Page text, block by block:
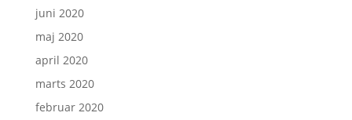
juni 2020
maj 2020
april 2020
marts 2020
februar 2020